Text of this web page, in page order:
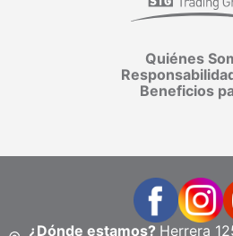
Quiénes
Beneficios
¿Dónde estamos? Herrera